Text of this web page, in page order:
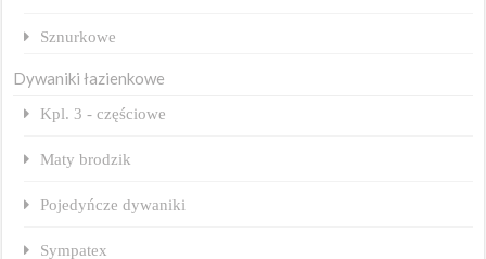
Sznurkowe
Dywaniki łazienkowe
Kpl. 3 - częściowe
Maty brodzik
Pojedyńcze dywaniki
Sympatex